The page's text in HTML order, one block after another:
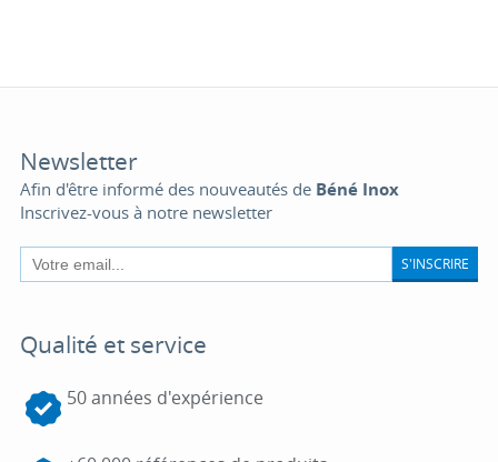
Newsletter
Afin d'être informé des nouveautés de Béné Inox
Inscrivez-vous à notre newsletter
S'INSCRIRE
Qualité et service
50 années d'expérience